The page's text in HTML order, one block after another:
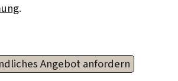
.
Angebot anfordern